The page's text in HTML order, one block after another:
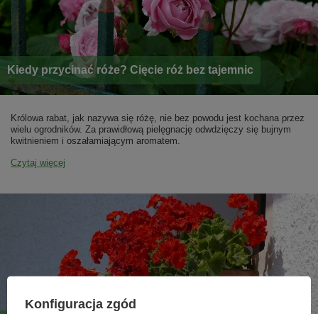
Kiedy przycinać róże? Cięcie róż bez tajemnic
Królowa rabat, jak nazywa się różę, nie bez powodu jest kochana przez
wielu ogrodników. Za prawidłową pielęgnację odwdzięczy się bujnym
kwitnieniem i oszałamiającym aromatem.
Czytaj więcej
Konfiguracja zgód